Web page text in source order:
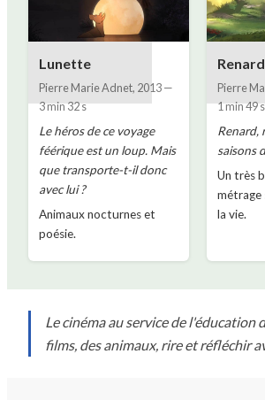
Lunette
Pierre Marie Adnet, 2013—
3 min 32 s
Le héros de ce voyage
féérique est un loup. Mais
que transporte-t-il donc
avec lui ?
Animaux nocturnes et
poésie.
Renard
Pierre
1 min 49 s
Renard,
saisons
Un très
métrage
la vie.
Le cinéma au service de l'éducation
films, des animaux, rire et réfléchir